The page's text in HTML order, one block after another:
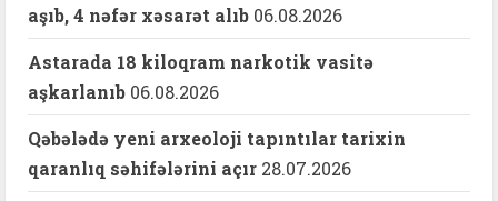
aşıb, 4 nəfər xəsarət alıb 06.08.2026
Astarada 18 kiloqram narkotik vasitə
aşkarlanıb 06.08.2026
Qəbələdə yeni arxeoloji tapıntılar tarixin
qaranlıq səhifələrini açır 28.07.2026